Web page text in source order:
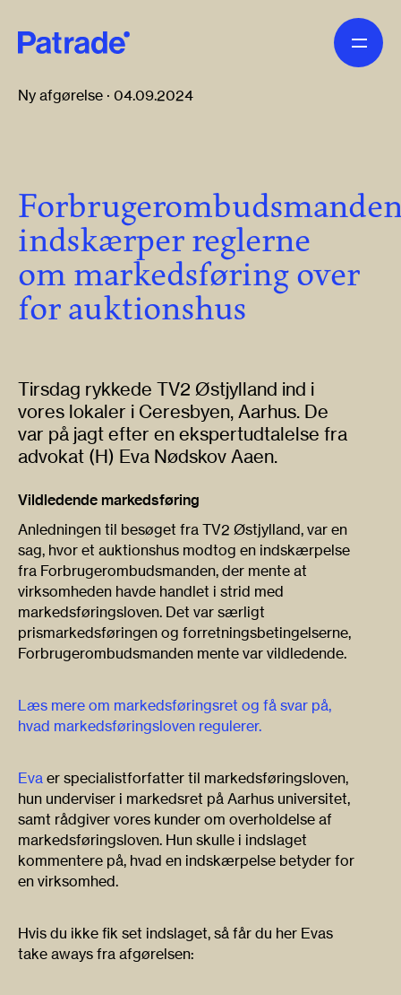
Ny afgørelse · 04.09.2024
indskærper reglerne
om markedsføring over
for auktionshus
Tirsdag rykkede TV2 Østjylland ind i
vores lokaler i Ceresbyen, Aarhus. De
var på jagt efter en ekspertudtalelse fra
advokat (H) Eva Nødskov Aaen.
Vildledende markedsføring
Anledningen til besøget fra TV2 Østjylland, var en
sag, hvor et auktionshus modtog en indskærpelse
fra Forbrugerombudsmanden, der mente at
virksomheden havde handlet i strid med
markedsføringsloven. Det var særligt
prismarkedsføringen og forretningsbetingelserne,
Forbrugerombudsmanden mente var vildledende.
Læs mere om markedsføringsret og få svar på,
hvad markedsføringsloven regulerer.
Eva er specialistforfatter til markedsføringsloven,
hun underviser i markedsret på Aarhus universitet,
samt rådgiver vores kunder om overholdelse af
markedsføringsloven. Hun skulle i indslaget
kommentere på, hvad en indskærpelse betyder for
en virksomhed.
Hvis du ikke fik set indslaget, så får du her Evas
take aways fra afgørelsen: